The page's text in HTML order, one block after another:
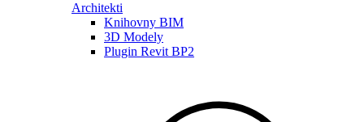
Architekti
Knihovny BIM
3D Modely
Plugin Revit BP2